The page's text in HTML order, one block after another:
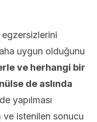
egzersizlerini
uygun olduğunu
ve herhangi bir
de aslında
yapılması
ve istenilen sonucu